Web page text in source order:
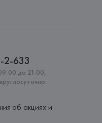
2-633
до 21:00,
об акциях и